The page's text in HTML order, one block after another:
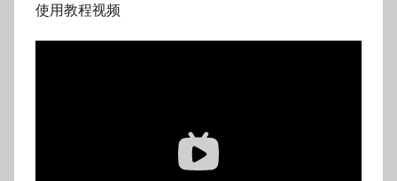
使用教程视频